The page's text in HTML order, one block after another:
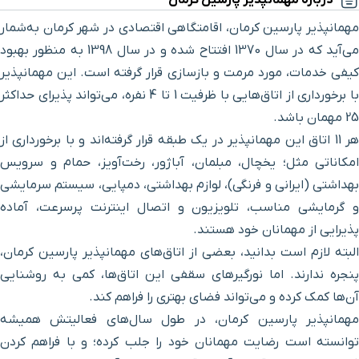
بیمارستان ارجمند ۶ دقیقه با خودرو (۳ کیلومتر و ۱۲۵ متر)
بیمارستان فاطمه الزهرا ۷ دقیقه با خودرو (۳ کیلومتر و ۵۲۱ متر)
باغ موزه هرندی ۷ دقیقه با خودرو (۳ کیلومتر و ۵۶۱ متر)
سینما مهتاب ۷ دقیقه با خودرو (۳ کیلومتر و ۵۷۸ متر)
سینما آسیا
موزه آکواریوم
گنبد جبلیه
میدان آزادی ۹ دقیقه با خودرو (۴ کیلومتر و ۹۵۷ متر)
مهمانپذیر پارسین کرمان، اقامتگاهی اقتصادی در شهر کرمان به‌شمار
می‌آید که در سال 1370 افتتاح شده و در سال 1398 به منظور بهبود
کیفی خدمات، مورد مرمت و بازسازی قرار گرفته است. این مهمانپذیر
با برخورداری از اتاق‌هایی با ظرفیت 1 تا 4 نفره، می‌تواند پذیرای حداکثر
25 مهمان باشد.
هر 11 اتاق این مهمانپذیر در یک طبقه قرار گرفته‌اند و با برخورداری از
امکاناتی مثل؛ یخچال، مبلمان، آباژور، رخت‌آویز، حمام و سرویس
بهداشتی (ایرانی و فرنگی)، لوازم بهداشتی، دمپایی، سیستم سرمایشی
و گرمایشی مناسب، تلویزیون و اتصال اینترنت پرسرعت، آماده
پذیرایی از مهمانان خود هستند.
البته لازم است بدانید، بعضی از اتاق‌های مهمانپذیر پارسین کرمان،
پنجره ندارند. اما نورگیرهای سقفی این اتاق‌ها، کمی به روشنایی
آن‌ها کمک کرده و می‌تواند فضای بهتری را فراهم کند.
مهمانپذیر پارسین کرمان، در طول سال‌های فعالیتش همیشه
توانسته است رضایت مهمانان خود را جلب کرده؛ و با فراهم کردن